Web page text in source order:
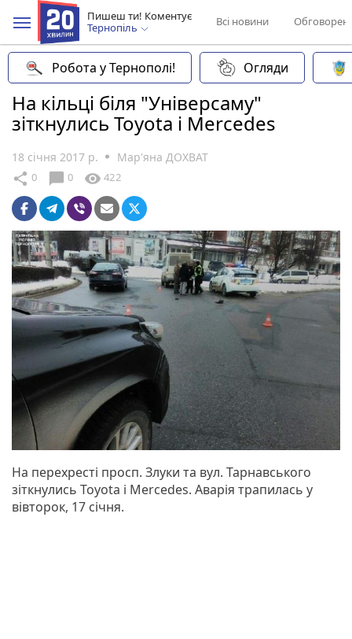
Пишеш ти! Коментує
Тернопіль
Всі новини
Робота у Тернополі! Огляди
На кільці біля "Універсаму"
зіткнулись Toyota i Mercedes
18 січня 2017 р. Мар'яна ДОХВАТ
share 0 chat_bubble 0 visibility 422
На перехресті просп. Злуки та вул. Тарнавського
зіткнулись Toyota i Mercedes. Аварія трапилась у
вівторок, 17 січня.